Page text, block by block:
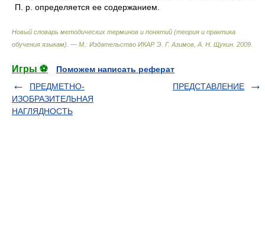
П. р. определяется ее содержанием.
Новый словарь методических терминов и понятий (теория и практика
обучения языкам). — М.: Издательство ИКАР. Э. Г. Азимов, А. Н. Щукин 2009
Игры ⚽
Поможем написать реферат
ПРЕДМЕТНО-
ИЗОБРАЗИТЕЛЬНАЯ
НАГЛЯДНОСТЬ
ПРЕДСТАВЛЕНИЕ